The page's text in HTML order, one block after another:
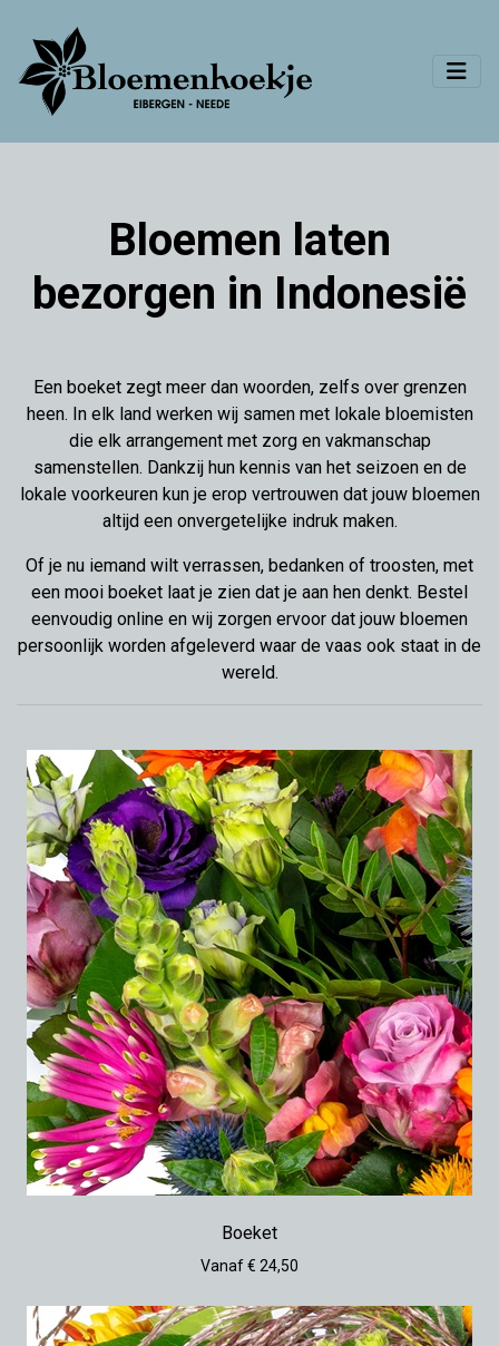
Bloemen laten
bezorgen in Indonesië
Een boeket zegt meer dan woorden, zelfs over grenzen
heen. In elk land werken wij samen met lokale bloemisten
die elk arrangement met zorg en vakmanschap
samenstellen. Dankzij hun kennis van het seizoen en de
lokale voorkeuren kun je erop vertrouwen dat jouw bloemen
altijd een onvergetelijke indruk maken.
Of je nu iemand wilt verrassen, bedanken of troosten, met
een mooi boeket laat je zien dat je aan hen denkt. Bestel
eenvoudig online en wij zorgen ervoor dat jouw bloemen
persoonlijk worden afgeleverd waar de vaas ook staat in de
wereld.
Boeket
Vanaf € 24,50